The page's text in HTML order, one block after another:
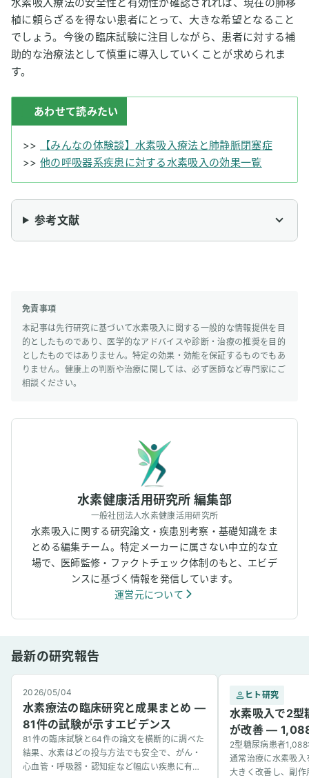
植に頼らざるを得ない患者にとって、大きな希望となること
でしょう。今後の臨床試験に注目しながら、患者に対する補
助的な治療法として慎重に導入していくことが求められま
す。
あわせて読みたい
>>
【みんなの体験談】水素吸入療法と肺静脈閉塞症
>> 他の呼吸器系疾患に対する水素吸入の効果一覧
参考文献
免責事項
本記事は先行研究に基づいて水素吸入に関する一般的な情報提供を目
的としたものであり、医学的なアドバイスや診断・治療の推奨を目的
としたものではありません。特定の効果・効能を保証するものでもあ
りません。健康上の判断や治療に関しては、必ず医師など専門家にご
相談ください。
水素健康活用研究所 編集部
一般社団法人水素健康活用研究所
水素吸入に関する研究論文・疾患別考察・基礎知識をま
とめる編集チーム。特定メーカーに属さない中立的な立
場で、医師監修・ファクトチェック体制のもと、エビデ
ンスに基づく情報を発信しています。
運営元について
最新の研究報告
2026/05/04
水素療法の臨床研究と成果まとめ —
81件の試験が示すエビデンス
81件の臨床試験と64件の論文を横断的に調べた
結果、水素はどの投与方法でも安全で、がん・
心血管・呼吸器・認知症など幅広い疾患に有望
ヒト研究
水素吸入で2型
が改善 —
2型糖尿病患者
通常治療に水素吸
大きく改善し、副